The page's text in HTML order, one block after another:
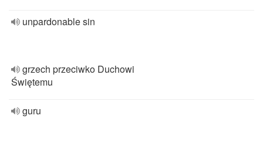
unpardonable sin
grzech przeciwko Duchowi
Świętemu
guru